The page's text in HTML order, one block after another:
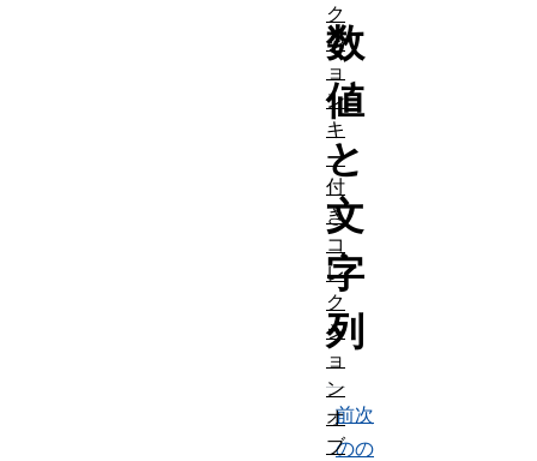
数
値
と
文
字
列
前
の
次
の
ク
シ
ョ
ン
キ
ー
付
き
コ
レ
ク
シ
ョ
ン
オ
ブ